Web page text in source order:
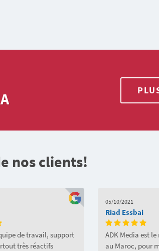
nos clients!
de travail, support
très réactifs
05/10/2021
Riad Essbai
ADK Media est
au Maroc, pour